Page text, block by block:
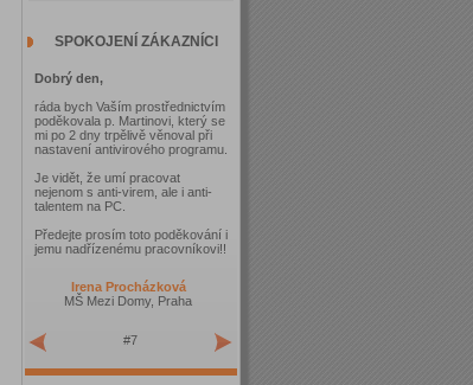
SPOKOJENÍ ZÁKAZNÍCI
Dobrý den,
ráda bych Vaším prostřednictvím
poděkovala p. Martinovi, který se
mi po 2 dny trpělivě věnoval při
nastavení antivirového programu.
Je vidět, že umí pracovat
nejenom s anti-virem, ale i anti-
talentem na PC.
Předejte prosím toto poděkování i
jemu nadřízenému pracovníkovi!!
Irena Procházková
MŠ Mezi Domy, Praha
#7